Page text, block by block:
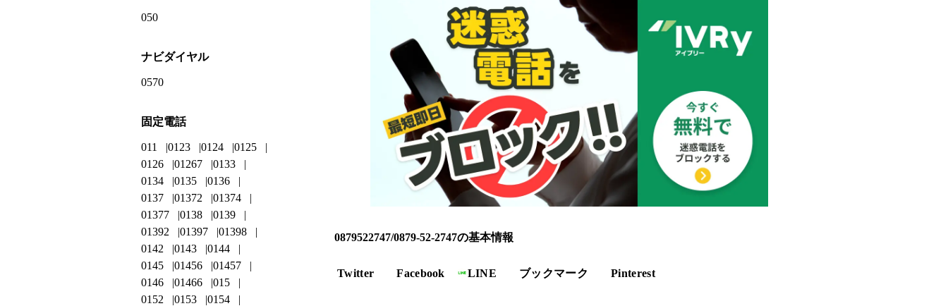
0879522747/0879-52-2747の基本情報
Twitter Facebook LINE ブックマーク Pinterest
050
ナビダイヤル
0570
固定電話
011 0123 0124
0125
0126
01267
0133
0134
0135
0136
0137
01372
01374
01377
0138
0139
01392
01397
01398
0142
0143
0144
0145
01456
01457
0146
01466
015
0152
0153
0154